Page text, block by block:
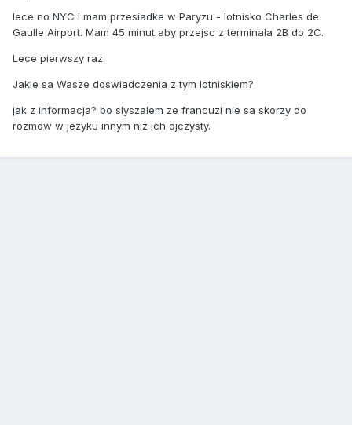
lece no NYC i mam przesiadke w Paryzu - lotnisko Charles de
Gaulle Airport. Mam 45 minut aby przejsc z terminala 2B do 2C.
Lece pierwszy raz.
Jakie sa Wasze doswiadczenia z tym lotniskiem?
jak z informacja? bo slyszalem ze francuzi nie sa skorzy do
rozmow w jezyku innym niz ich ojczysty.